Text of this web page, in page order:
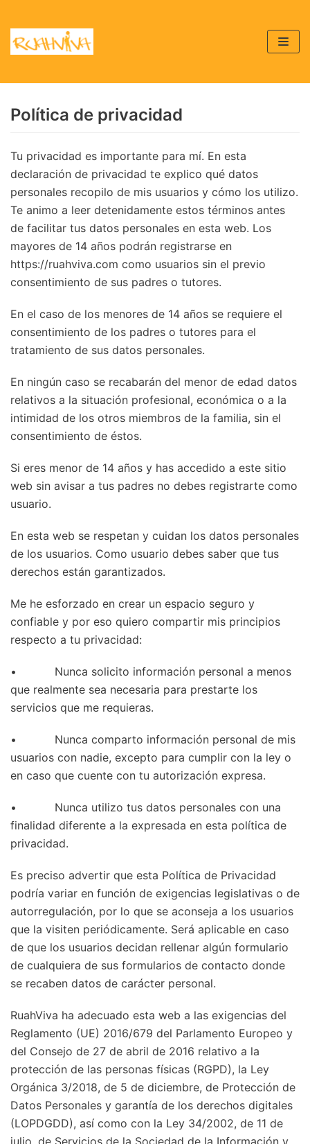
Saltar
al
Política de privacidad
Tu privacidad es importante para mí. En esta
declaración de privacidad te explico qué datos
personales recopilo de mis usuarios y cómo los utilizo.
Te animo a leer detenidamente estos términos antes
de facilitar tus datos personales en esta web. Los
mayores de 14 años podrán registrarse en
https://ruahviva.com como usuarios sin el previo
consentimiento de sus padres o tutores.
En el caso de los menores de 14 años se requiere el
consentimiento de los padres o tutores para el
tratamiento de sus datos personales.
En ningún caso se recabarán del menor de edad datos
relativos a la situación profesional, económica o a la
intimidad de los otros miembros de la familia, sin el
consentimiento de éstos.
Si eres menor de 14 años y has accedido a este sitio
web sin avisar a tus padres no debes registrarte como
usuario.
En esta web se respetan y cuidan los datos personales
de los usuarios. Como usuario debes saber que tus
derechos están garantizados.
Me he esforzado en crear un espacio seguro y
confiable y por eso quiero compartir mis principios
respecto a tu privacidad:
• Nunca solicito información personal a menos
que realmente sea necesaria para prestarte los
servicios que me requieras.
• Nunca comparto información personal de mis
usuarios con nadie, excepto para cumplir con la ley o
en caso que cuente con tu autorización expresa.
• Nunca utilizo tus datos personales con una
finalidad diferente a la expresada en esta política de
privacidad.
Es preciso advertir que esta Política de Privacidad
podría variar en función de exigencias legislativas o de
autorregulación, por lo que se aconseja a los usuarios
que la visiten periódicamente. Será aplicable en caso
de que los usuarios decidan rellenar algún formulario
de cualquiera de sus formularios de contacto donde
se recaben datos de carácter personal.
RuahViva ha adecuado esta web a las exigencias del
Reglamento (UE) 2016/679 del Parlamento Europeo y
del Consejo de 27 de abril de 2016 relativo a la
protección de las personas físicas (RGPD), la Ley
Orgánica 3/2018, de 5 de diciembre, de Protección de
Datos Personales y garantía de los derechos digitales
(LOPDGDD), así como con la Ley 34/2002, de 11 de
julio, de Servicios de la Sociedad de la Información y